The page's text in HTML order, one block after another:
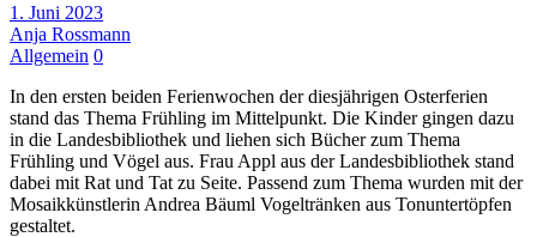
1. Juni 2023
Anja Rossmann
Allgemein 0
In den ersten beiden Ferienwochen der diesjährigen Osterferien
stand das Thema Frühling im Mittelpunkt. Die Kinder gingen dazu
in die Landesbibliothek und liehen sich Bücher zum Thema
Frühling und Vögel aus. Frau Appl aus der Landesbibliothek stand
dabei mit Rat und Tat zu Seite. Passend zum Thema wurden mit der
Mosaikkünstlerin Andrea Bäuml Vogeltränken aus Tonuntertöpfen
gestaltet.